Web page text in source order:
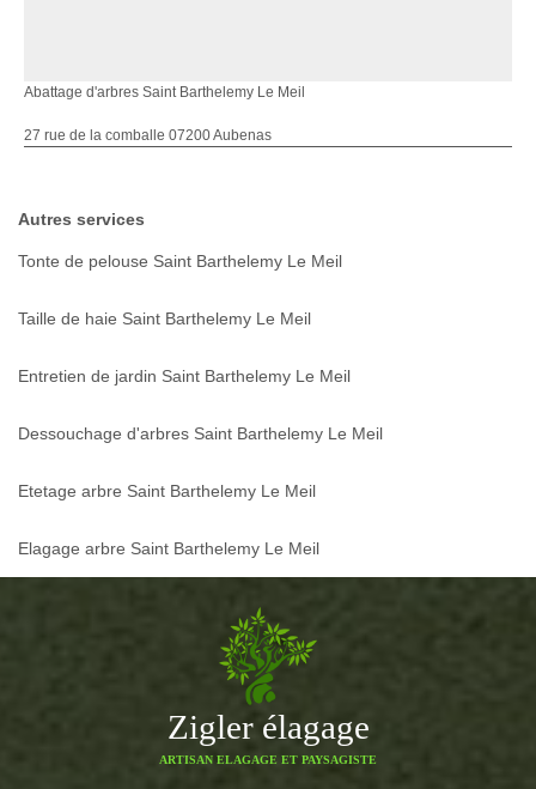
Abattage d'arbres Saint Barthelemy Le Meil
27 rue de la comballe 07200 Aubenas
Autres services
Tonte de pelouse Saint Barthelemy Le Meil
Taille de haie Saint Barthelemy Le Meil
Entretien de jardin Saint Barthelemy Le Meil
Dessouchage d'arbres Saint Barthelemy Le Meil
Etetage arbre Saint Barthelemy Le Meil
Elagage arbre Saint Barthelemy Le Meil
Zigler élagage
ARTISAN ELAGAGE ET PAYSAGISTE